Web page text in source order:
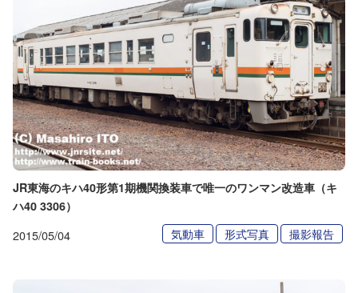
JR東海のキハ40形第1期機関換装車で唯一のワンマン改造車（キ
ハ40 3306）
2015/05/04 気動車 形式写真 撮影報告